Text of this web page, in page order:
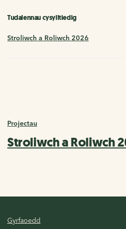
Tudalennau cysylltiedig
Stroliwch a Roliwch 2026
Projectau
Stroliwch a Roliwch
Gyrfaoedd